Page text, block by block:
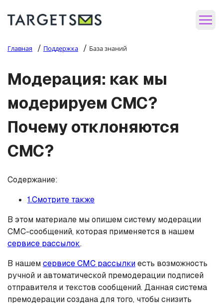
Главная / Поддержка / База знаний
Модерация: как мы
модерируем СМС?
Почему отклоняются
СМС?
Содержание:
1.Смотрите также
В этом материале мы опишем систему модерации
СМС-сообщений, которая применяется в нашем
сервисе рассылок.
В нашемсервисе СМС рассылкиесть возможность
ручной и автоматической премодерации подписей
отправителя и текстов сообщений. Данная система
премодерации создана для того, чтобы снизить